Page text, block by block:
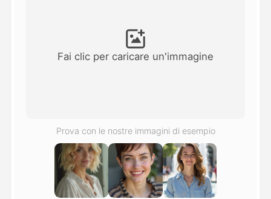
Vedi tutti i modelli
Fai clic per caricare un'immagine
Prova con le nostre immagini di esempio